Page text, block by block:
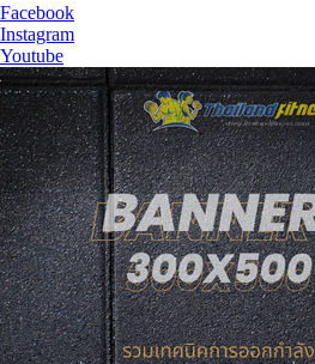
Facebook
Instagram
Youtube